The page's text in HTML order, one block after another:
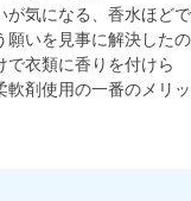
が気になる、香水ほどで
願いを見事に解決したの
衣類に香りを付けら
剤使用の一番のメリッ